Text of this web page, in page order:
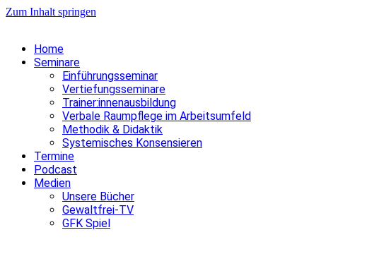
Zum Inhalt springen
Home
Seminare
Einführungsseminar
Vertiefungsseminare
Trainer:innenausbildung
Verbale Raumpflege im Arbeitsumfeld
Methodik & Didaktik
Systemisches Konsensieren
Termine
Podcast
Medien
Unsere Bücher
Gewaltfrei-TV
GFK Spiel